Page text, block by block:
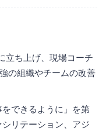
立ち上げ、現場コーチ
の組織やチームの改善
をできるように」を第
リテーション、アジ